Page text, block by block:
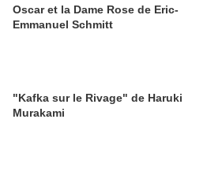
Oscar et la Dame Rose de Eric-
Emmanuel Schmitt
"Kafka sur le Rivage" de Haruki
Murakami